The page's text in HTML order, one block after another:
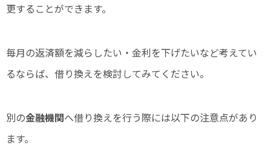
更することができます。
毎月の返済額を減らしたい・金利を下げたいなど考えてい
るならば、借り換えを検討してみてください。
別の金融機関へ借り換えを行う際には以下の注意点があり
ます。